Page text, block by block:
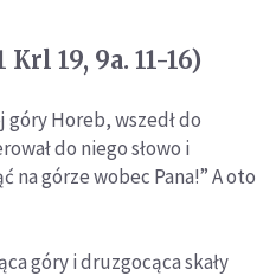
19, 9a. 11-16)
góry Horeb, wszedł do
do niego słowo i
na górze wobec Pana!” A oto
góry i druzgocąca skały